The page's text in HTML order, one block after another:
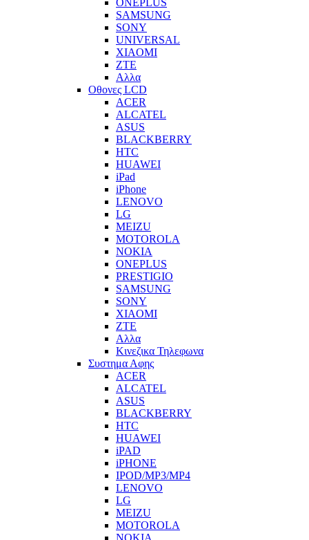
SAMSUNG
SONY
UNIVERSAL
XIAOMI
ZTE
Αλλα
Οθονες LCD
ACER
ALCATEL
ASUS
BLACKBERRY
HTC
HUAWEI
iPad
iPhone
LENOVO
LG
MEIZU
MOTOROLA
NOKIA
ONEPLUS
PRESTIGIO
SAMSUNG
SONY
XIAOMI
ZTE
Αλλα
Κινεζικα Τηλεφωνα
Συστημα Αφης
ACER
ALCATEL
ASUS
BLACKBERRY
HTC
HUAWEI
iPAD
iPHONE
IPOD/MP3/MP4
LENOVO
LG
MEIZU
MOTOROLA
NOKIA